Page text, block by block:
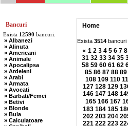
Bancuri
Exista 12590 bancuri.
» Albanezi
» Alinuta
» Americani
» Animale
» Apocalipsa
» Ardeleni
» Arabi
» Armata
» Avocati
» Barbati/Femei
» Betivi
» Blonde
» Bula
» Calculatoare
Home
Exista 3514bancuri
« 1 2 3 4 5 6 7 8
31 32 33 34 35
58 59 60 61 62
85 86 87 88 89
108 109 110
127 128 129
146 147 148
165 166 167
183 184 185
202 203 204
221 222 223